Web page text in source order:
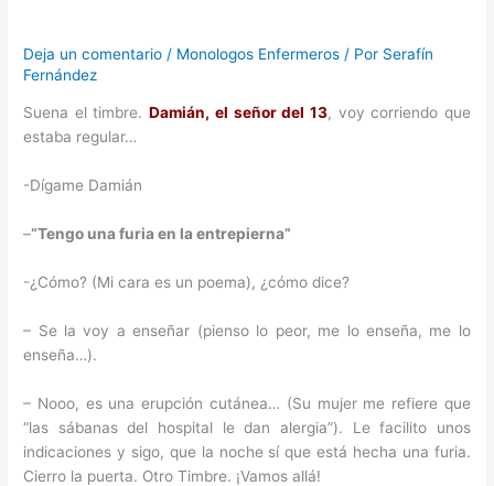
Deja un comentario / Monologos Enfermeros / Por Serafín
Fernández
Suena el timbre.Damián, el señor del 13, voy corriendo que
estaba regular…
-Dígame Damián
–“Tengo una furia en la entrepierna”
-¿Cómo? (Mi cara es un poema), ¿cómo dice?
– Se la voy a enseñar (pienso lo peor, me lo enseña, me lo
enseña…).
– Nooo, es una erupción cutánea… (Su mujer me refiere que
“las sábanas del hospital le dan alergia”). Le facilito unos
indicaciones y sigo, que la noche sí que está hecha una furia.
Cierro la puerta. Otro Timbre. ¡Vamos allá!